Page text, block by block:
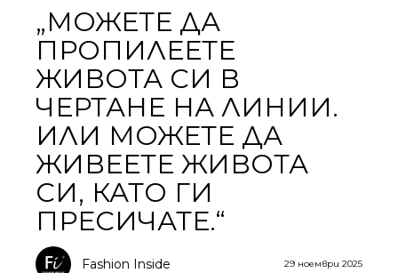
„МОЖЕТЕ ДА
ПРОПИЛЕЕТЕ
ЖИВОТА СИ В
ЧЕРТАНЕ НА ЛИНИИ.
ИЛИ МОЖЕТЕ ДА
ЖИВЕЕТЕ ЖИВОТА
СИ, КАТО ГИ
ПРЕСИЧАТЕ.“
Fashion Inside 29 ноември 2025